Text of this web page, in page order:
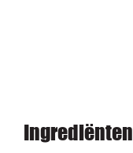
Ingrediënten